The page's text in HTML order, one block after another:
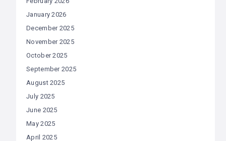
January 2026
December 2025
November 2025
October 2025
September 2025
August 2025
July 2025
June 2025
May 2025
April 2025